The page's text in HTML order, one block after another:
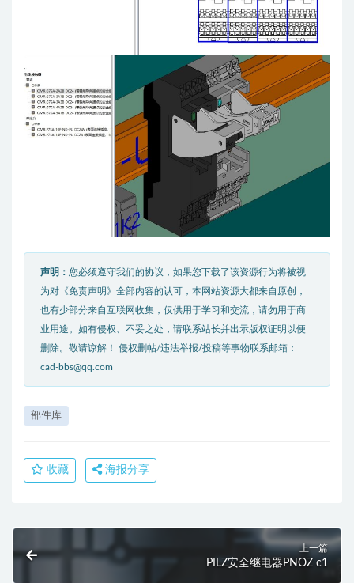
声明： 您必须遵守我们的协议，如果您下载了该资源行为将被视
为对《免责声明》全部内容的认可，本网站资源大都来自原创，
也有少部分来自互联网收集，仅供用于学习和交流，请勿用于商
业用途。如有侵权、不妥之处，请联系站长并出示版权证明以便
删除。敬请谅解！ 侵权删帖/违法举报/投稿等事物联系邮箱：
cad-bbs@qq.com
部件库
收藏 海报分享
上一篇
PILZ安全继电器PNOZ c1